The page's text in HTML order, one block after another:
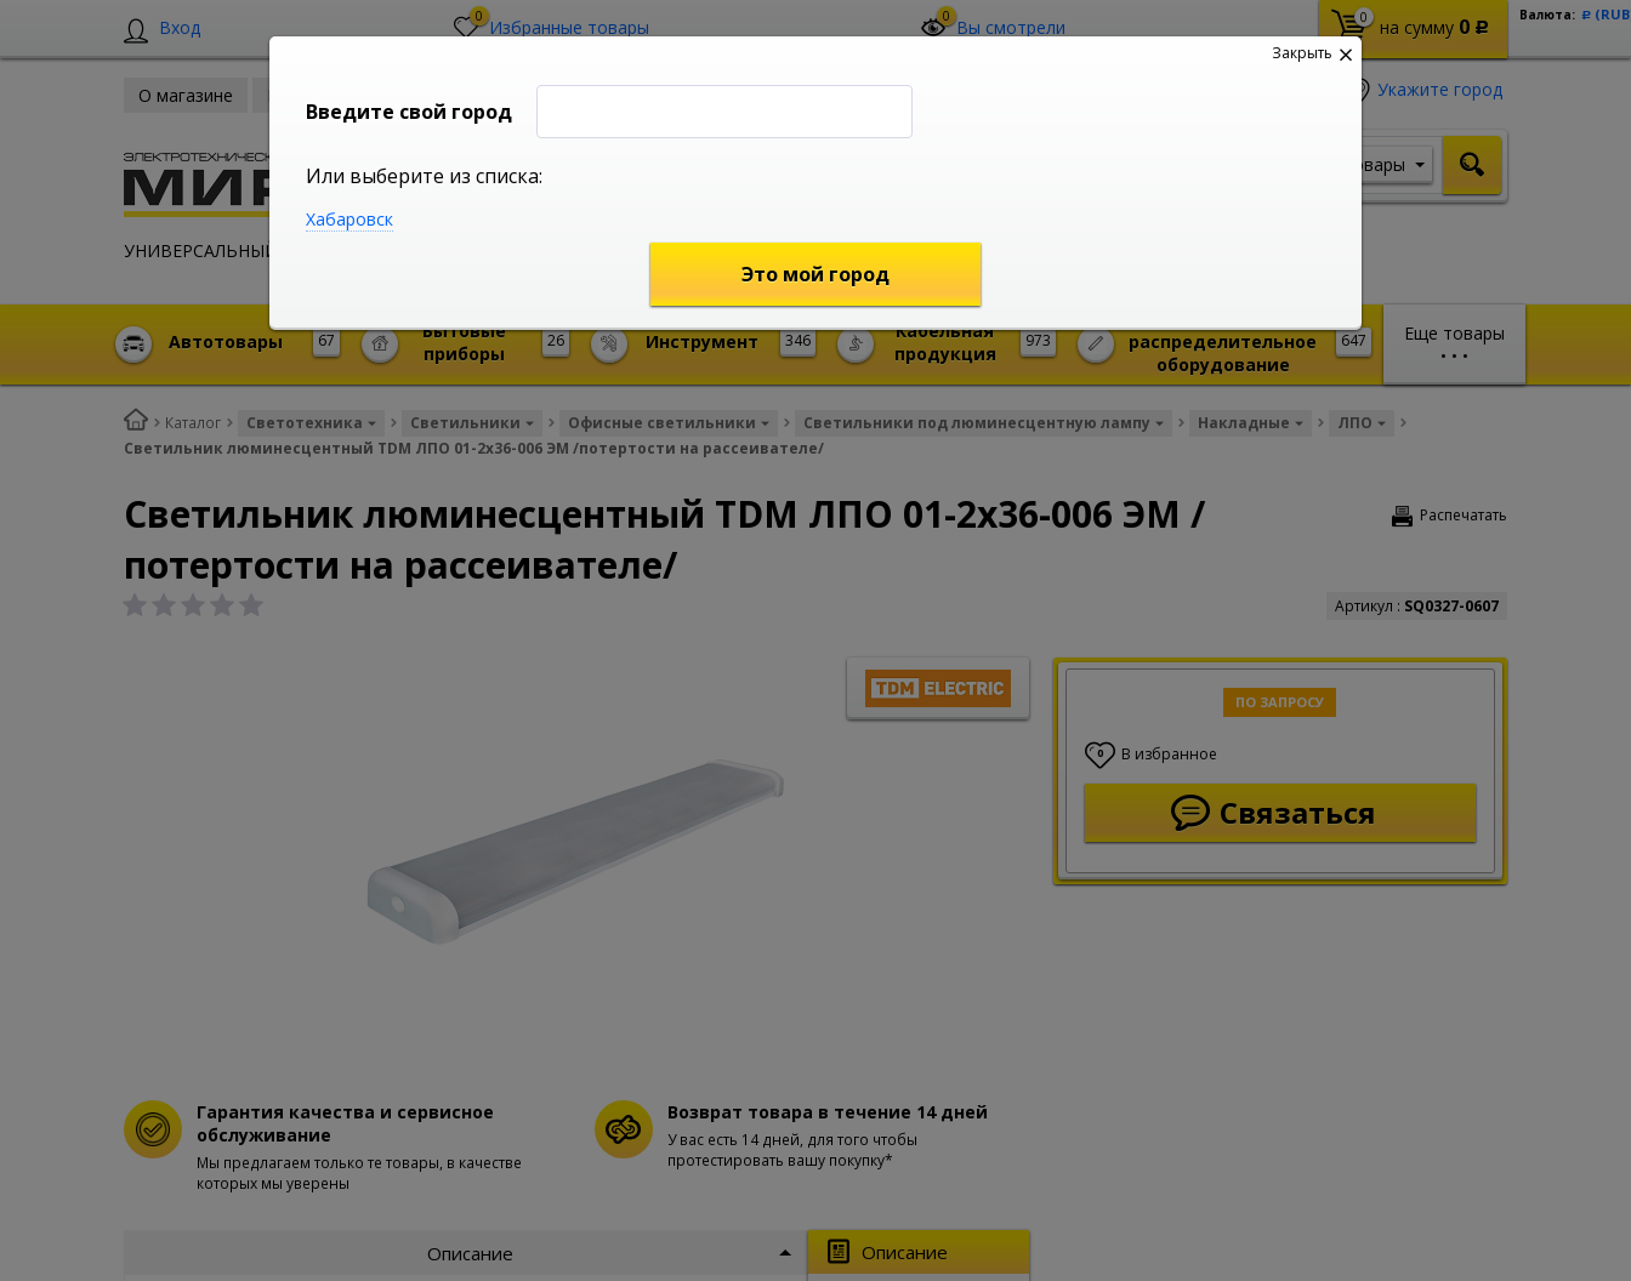
Вход 0 Избранные товары 0 Вы смотрели 0 на сумму 0 Р
Валюта: Р
О магазине
УНИВЕРСАЛЬНЫЙ ИНТЕРНЕТ МАГАЗИН
Укажите город
shop@mireks.ru
Товары
Еще товары
• • •
67
Автотовары 26
Бытовые
приборы
346
Инструмент 973
Кабельная
продукция
647
распределительное
оборудование
Каталог Светотехника Светильники Офисные светильники Светильники под люминесцентную лампу Накладные
ЛПО
Светильник люминесцентный TDM ЛПО 01-2х36-006 ЭМ /потертости на рассеивателе/
Распечатать
Светильник люминесцентный TDM ЛПО 01-2х36-006 ЭМ /
потертости на рассеивателе/
Артикул : SQ0327-0607
ПО ЗАПРОСУ
0 В избранное
Связаться
Гарантия качества и сервисное
обслуживание
Мы предлагаем только те товары, в качестве
которых мы уверены
Возврат товара в течение 14 дней
У вас есть 14 дней, для того чтобы
протестировать вашу покупку*
Описание
Описание
Закрыть
Введите свой город
Или выберите из списка:
Хабаровск
Это мой город